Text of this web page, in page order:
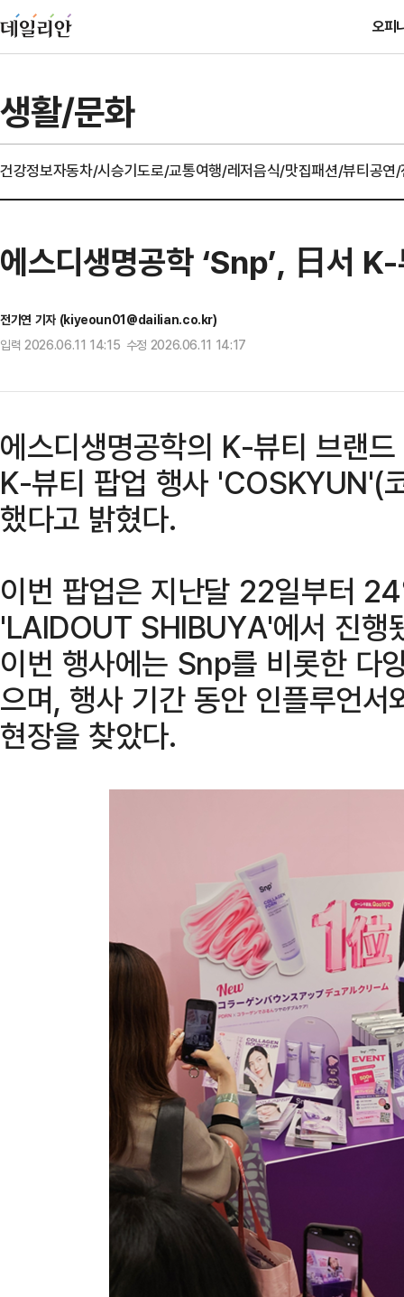
오피
생활/문화
건강정보자동차/시승기도로/교통여행/레저음식/맛집패션/뷰티공연
에스디생명공학 ‘Snp’, 日서
전기연 기자 (kiyeoun01@dailian.co.kr)
입력 2026.06.11 14:15 수정 2026.06.11 14:17
에스디생명공학의 K-뷰티 브랜
K-뷰티 팝업 행사 'COSKYUN'(
했다고 밝혔다.
이번 팝업은 지난달 22일부터
'LAIDOUT SHIBUYA'에서 진행
이번 행사에는 Snp를 비롯한 다
으며, 행사 기간 동안 인플루언
현장을 찾았다.